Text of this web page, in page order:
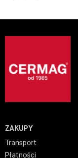
ZAKUPY
Transport
Płatności